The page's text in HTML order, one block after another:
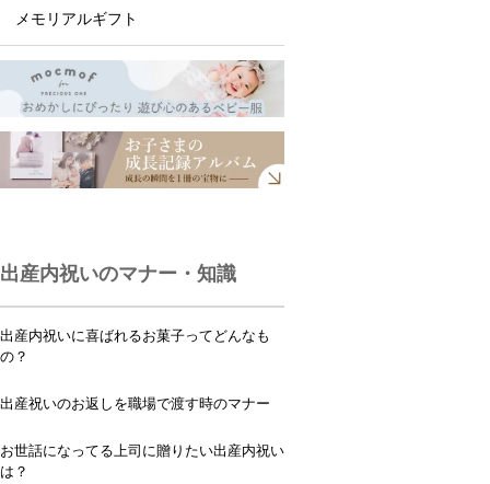
メモリアルギフト
出産内祝いのマナー・知識
出産内祝いに喜ばれるお菓子ってどんなも
の？
出産祝いのお返しを職場で渡す時のマナー
お世話になってる上司に贈りたい出産内祝い
は？